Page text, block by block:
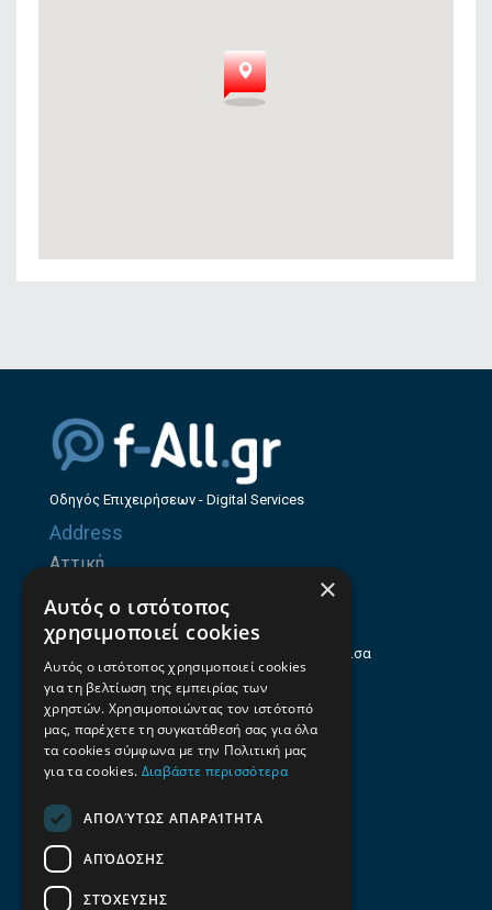
Οδηγός Επιχειρήσεων - Digital Services
Address
Αττική
Θεσσαλία
Ηρώων Πολυτεχνείου 214 (1ος Όροφος), Λάρισα
Επαγγελματικός οδηγός Λάρισας
Emails
Contacts
+30 2106100088
+30 2410533884
×
Αυτός ο ιστότοπος
χρησιμοποιεί cookies
Αυτός ο ιστότοπος χρησιμοποιεί cookies
για τη βελτίωση της εμπειρίας των
χρηστών. Χρησιμοποιώντας τον ιστότοπό
μας, παρέχετε τη συγκατάθεσή σας για όλα
τα cookies σύμφωνα με την Πολιτική μας
για τα cookies. Διαβάστε περισσότερα
ΑΠΟΛΎΤΩΣ ΑΠΑΡΑΊΤΗΤΑ
ΑΠΌΔΟΣΗΣ
ΣΤΌΧΕΥΣΗΣ